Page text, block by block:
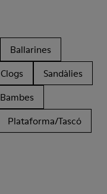
Ballarines
Clogs
Sandàlies
Bambes
Plataforma/Tascó